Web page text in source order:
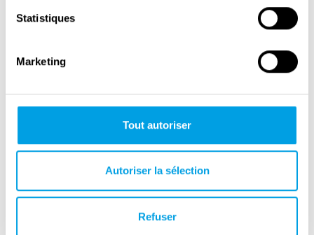
Statistiques
Marketing
Tout autoriser
Autoriser la sélection
Refuser
Victory in Europe Day : May 8, 1945